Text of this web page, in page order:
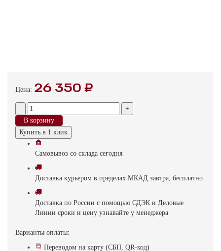
Цена: 26 350 ₽
-
+
В корзину
Купить в 1 клик
Самовывоз со склада cегодня
Доставка курьером в пределах МКАД завтра, бесплатно
Доставка по России с помощью СДЭК и Деловые
Линии сроки и цену узнавайте у менеджера
Варианты оплаты:
Переводом на карту (СБП, QR-код)